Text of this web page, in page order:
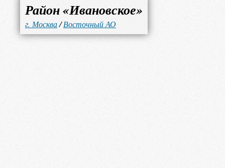
Район «Ивановское»
г. Москва/Восточный АО